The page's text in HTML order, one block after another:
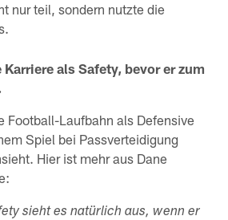
nur teil, sondern nutzte die
Karriere als Safety, bevor er zum
Football-Laufbahn als Defensive
Spiel bei Passverteidigung
Hier ist mehr aus Dane
sieht es natürlich aus, wenn er